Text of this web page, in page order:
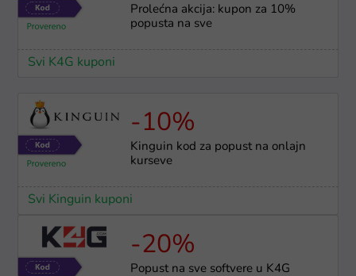
Prolećna akcija: kupon za 10%
popusta na sve
Svi K4G kuponi
-10%
Kinguin kod za popust na onlajn
kurseve
Svi Kinguin kuponi
-20%
Popust na sve softvere u K4G